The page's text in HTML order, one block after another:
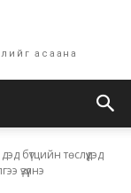
асаана
бүтцийн төслүүдэд
үзүүлнэ